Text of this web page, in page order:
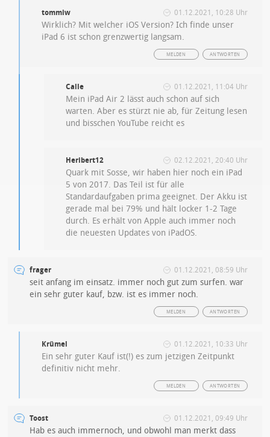
tommiw 01.12.2021, 10:28 Uhr
Wirklich? Mit welcher iOS Version? Ich finde unser
iPad 6 ist schon grenzwertig langsam.
ANTWORTEN
MELDEN
Calle 01.12.2021, 11:04 Uhr
Mein iPad Air 2 lässt auch schon auf sich
warten. Aber es stürzt nie ab, für Zeitung lesen
und bisschen YouTube reicht es
Heribert12 02.12.2021, 20:40 Uhr
Quark mit Sosse, wir haben hier noch ein iPad
5 von 2017. Das Teil ist für alle
Standardaufgaben prima geeignet. Der Akku ist
gerade mal bei 79% und hält locker 1-2 Tage
durch. Es erhält von Apple auch immer noch
die neuesten Updates von iPadOS.
frager 01.12.2021, 08:59 Uhr
seit anfang im einsatz. immer noch gut zum surfen. war
ein sehr guter kauf, bzw. ist es immer noch.
ANTWORTEN
MELDEN
Krümel 01.12.2021, 10:33 Uhr
Ein sehr guter Kauf ist(!) es zum jetzigen Zeitpunkt
definitiv nicht mehr.
ANTWORTEN
MELDEN
Toost 01.12.2021, 09:49 Uhr
Hab es auch immernoch, und obwohl man merkt dass